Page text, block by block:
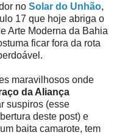
no Solar do Unhão,
17 que hoje abriga o
Arte Moderna da Bahia
ficar fora da rota
maravilhosos onde
da Aliança
suspiros (esse
deste post) e
baita camarote, tem